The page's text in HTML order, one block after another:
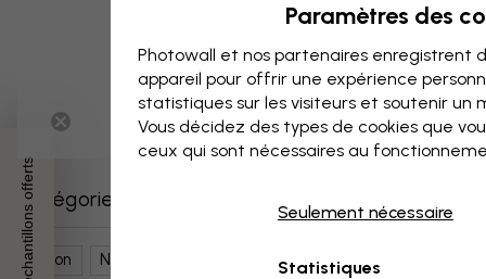
Catégories similaires
Salon Nature Paysages
Paramètres des
Photowall et nos partenaires enregistrent
appareil pour offrir une expérience
statistiques sur les visiteurs et soutenir un
Vous décidez des types de cookies que
ceux qui sont nécessaires au
Seulement nécessaire
Statistiques
3 échantillons offerts